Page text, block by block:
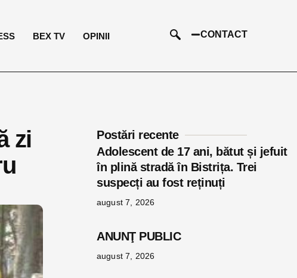
BEX TV OPINII CONTACT
zi
Postări recente
Adolescent de 17 ani, bătut și jefuit
în plină stradă în Bistrița. Trei
suspecți au fost reținuți
august 7, 2026
ANUNŢ PUBLIC
august 7, 2026